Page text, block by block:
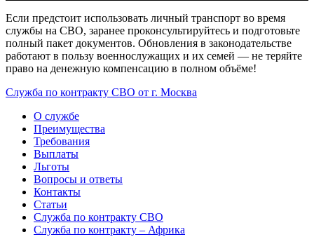
Если предстоит использовать личный транспорт во время
службы на СВО, заранее проконсультируйтесь и подготовьте
полный пакет документов. Обновления в законодательстве
работают в пользу военнослужащих и их семей — не теряйте
право на денежную компенсацию в полном объёме!
Служба по контракту СВО от г. Москва
О службе
Преимущества
Требования
Выплаты
Льготы
Вопросы и ответы
Контакты
Статьи
Служба по контракту СВО
Служба по контракту – Африка